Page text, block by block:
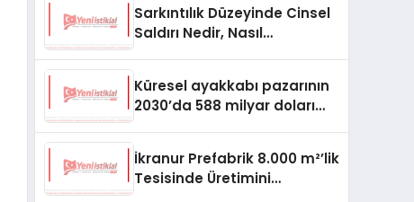
Sarkıntılık Düzeyinde Cinsel
Saldırı Nedir, Nasıl
Küresel ayakkabı pazarının
2030’da 588 milyar doları
İkranur Prefabrik 8.000 m²’lik
Tesisinde Üretimini